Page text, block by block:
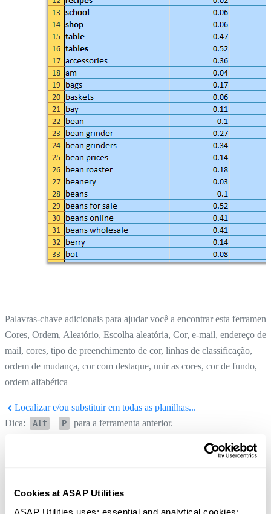
Cookies at ASAP Utilities
Palavras-chave adicionais para ajudar você a encontrar esta
Cores, Ordem, Aleatório, Escolha aleatória, Cor, e-mail, endereço de
mail, cores, tipo de preenchimento de cor, linhas de classificação,
ordem de mudança, cor com destaque, unir as cores, cor de fundo,
ordem alfabética
Localizar e/ou substituir em todas as planilhas...
Dica:
Alt + P para a ferramenta anterior.